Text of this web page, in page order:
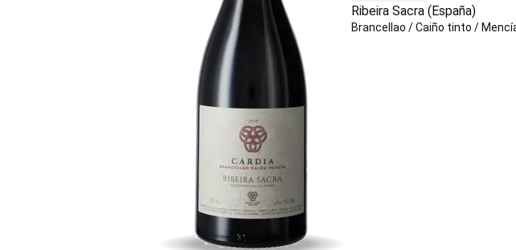
Ribeira Sacra (España)
Brancellao /Caiño tinto /